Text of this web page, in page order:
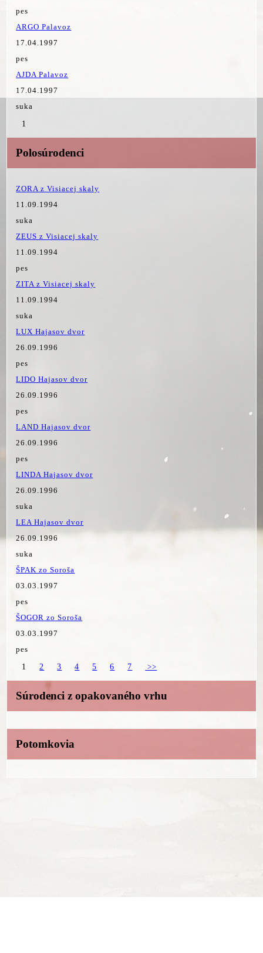
pes
ARGO Palavoz
17.04.1997
pes
AJDA Palavoz
17.04.1997
suka
1
Polosúrodenci
ZORA z Visiacej skaly
11.09.1994
suka
ZEUS z Visiacej skaly
11.09.1994
pes
ZITA z Visiacej skaly
11.09.1994
suka
LUX Hajasov dvor
26.09.1996
pes
LIDO Hajasov dvor
26.09.1996
pes
LAND Hajasov dvor
26.09.1996
pes
LINDA Hajasov dvor
26.09.1996
suka
LEA Hajasov dvor
26.09.1996
suka
ŠPAK zo Soroša
03.03.1997
pes
ŠOGOR zo Soroša
03.03.1997
pes
1
2 3 4 5 6 7 >>
Súrodenci z opakovaného vrhu
Potomkovia